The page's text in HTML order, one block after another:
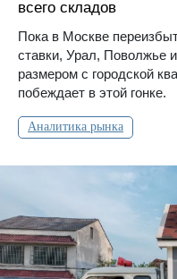
всего складов
Пока в Москве
ставки, Урал, Поволжье
размером с городской
побеждает в этой гонке.
Аналитика рынка